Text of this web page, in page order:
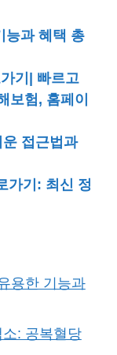
능과 혜택 총
기| 빠르고
보험, 홈페이
접근법과
가기: 최신 정
용한 기능과
: 공복혈당